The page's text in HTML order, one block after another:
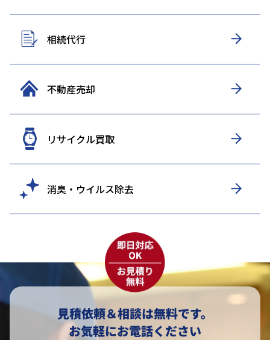
相続代行
不動産売却
リサイクル買取
消臭・ウイルス除去
見積依頼＆相談は無料です。
お気軽にお電話ください